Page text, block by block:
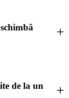
de la un